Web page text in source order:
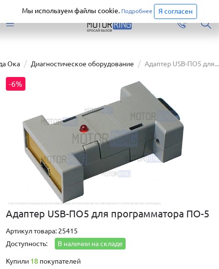
Перейти
Ока Диагностическое оборудование Адаптер USB-ПО5 для...
-6%
Адаптер USB-ПО5 для программатора ПО-5
Артикул товара: 25415
Доступность:
В наличии на складе
Купили 18 покупателей
Мы используем файлы cookie. Подробнее Я согласен